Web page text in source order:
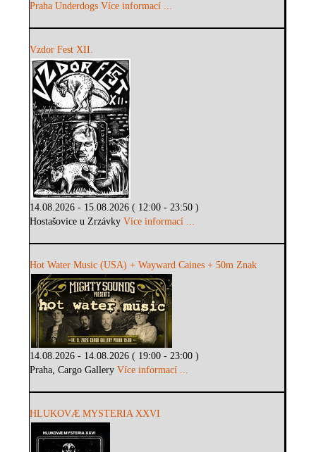
Praha Underdogs Více informací ...
Vzdor Fest XII.
14.08.2026 - 15.08.2026 ( 12:00 - 23:50 )
Hostašovice u ZrzávkyVíce informací ...
Hot Water Music (USA) + Wayward Caines + 50m Znak
14.08.2026 - 14.08.2026 ( 19:00 - 23:00 )
Praha, Cargo GalleryVíce informací ...
HLUKOVÆ MYSTERIA XXVI